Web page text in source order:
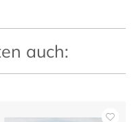
auch: